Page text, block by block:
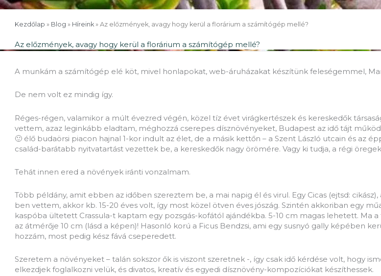
Kezdőlap » Blog » Híreink » Az előzmények, avagy hogy kerül a florárium a számítógép mellé?
Az előzmények, avagy hogy kerül a florárium a számítógép mellé?
A munkám a számítógép elé köt, mivel honlapokat, web-áruházakat készítünk feleségemmel,
De nem volt ez mindig így.
Réges-régen, valamikor a múlt évezred végén, közel tíz évet virágkertészek és kereskedők
vettem, azaz leginkább eladtam, méghozzá cserepes dísznövényeket, Budapest az idő tájt
🙂 élő budaörsi piacon hajnal 1-kor indult az élet, de a másik kettőn – a Szent László utcain és az
család-barátabb nyitvatartást vezettek be, a kereskedők nagy örömére. Vagy ki tudja, a régi
Tehát innen ered a növények iránti vonzalmam.
Több példány, amit ebben az időben szereztem be, a mai napig él és virul. Egy Cicas (ejtsd: cikász),
ben vettem, akkor kb. 15-20 éves volt, így most közel ötven éves jószág. Szintén akkoriban egy
kaspóba ültetett Crassula-t kaptam egy pozsgás-kofától ajándékba. 5-10 cm magas lehetett. Ma
az átmérője 10 cm (lásd a képen)! Hasonló korú a Ficus Bendzsi, ami egy susnyó gally képében
hozzám, most pedig kész fává cseperedett.
Szeretem a növényeket – talán sokszor ők is viszont szeretnek -, így csak idő kérdése volt, hogy
elkezdjek foglalkozni velük, és divatos, kreatív és egyedi dísznövény-kompozíciókat készíthessek.